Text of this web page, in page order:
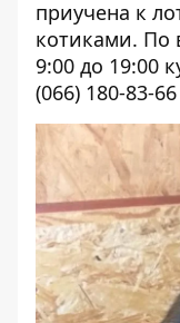
приучена к
котиками. По
9:00 до 19:00
(066) 180-83-